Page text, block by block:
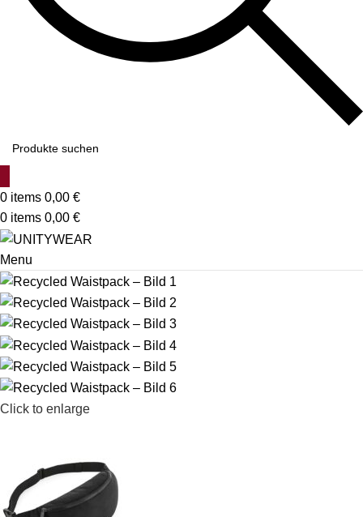
0 items 0,00 €
0 items 0,00 €
Menu
Click to enlarge